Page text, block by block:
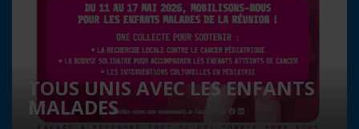
TOUS UNIS AVEC LES ENFANTS
MALADES